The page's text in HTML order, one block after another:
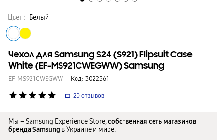
Цвет : Белый
Чехол для Samsung S24 (S921) Flipsuit Case
White (EF-MS921CWEGWW) Samsung
EF-MS921CWEGWW Код: 3022561
star star star star star 20 отзывов
Мы – Samsung Experience Store,собственная сеть магазинов
бренда Samsung в Украине и мире.